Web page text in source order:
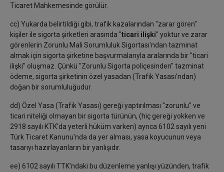
Ticaret Mahkemesinde görülür.
cc) Yukarda belirtildiği gibi, trafik kazalarından "zarar gören"
kişiler ile sigorta şirketleri arasında "ticari ilişki" yoktur ve zarar
görenlerin Zorunlu Mali Sorumluluk Sigortası'ndan tazminat
almak için sigorta şirketine başvurmalarıyla aralarında bir "ticari
ilişki" oluşmaz. Çünkü "Zorunlu Sigorta poliçesinden" tazminat
ödeme, sigorta şirketinin özel yasadan (Trafik Yasası'ndan)
doğan bir sorumluluğudur.
dd) Özel Yasa (Trafik Yasası) gereği yaptırılması "zorunlu" ve
ticari niteliği olmayan bir sigorta türünün, (hiç gereği yokken ve
2918 sayılı KTK'da yeterli hüküm varken) ayrıca 6102 sayılı yeni
Türk Ticaret Kanunu'nda da yer alması, yasa koyucunun veya
tasarıyı hazırlayanların bir yanlışıdır.
ee) 6102 sayılı TTK'ndaki bu düzenleme yanlışı yüzünden, trafik